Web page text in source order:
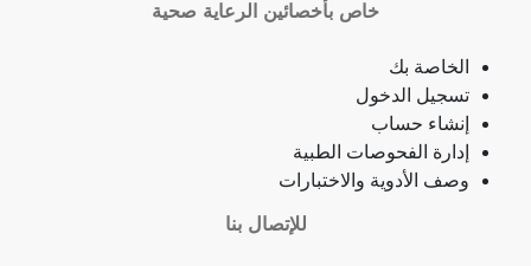
فقدان حاسة الشم
جمرة (أنثراكس)
لامبالاة
حبسة
خاص بأخصائين الرعاية صحية
الخاصة بك
تسجيل الدخول
إنشاء حساب
إدارة الفحوصات الطبية
وصف الأدوية والاختبارات
للإتصال بنا